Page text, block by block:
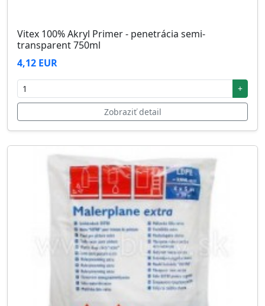
Vitex 100% Akryl Primer - penetrácia semi-
transparent 750ml
4,12 EUR
+
Zobraziť detail